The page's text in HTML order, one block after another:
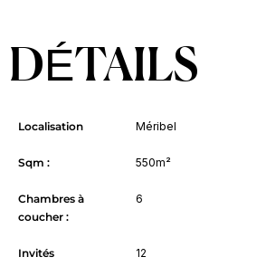
DÉTAILS
Localisation Méribel
Sqm : 550m²
Chambres à
coucher :
6
Invités 12